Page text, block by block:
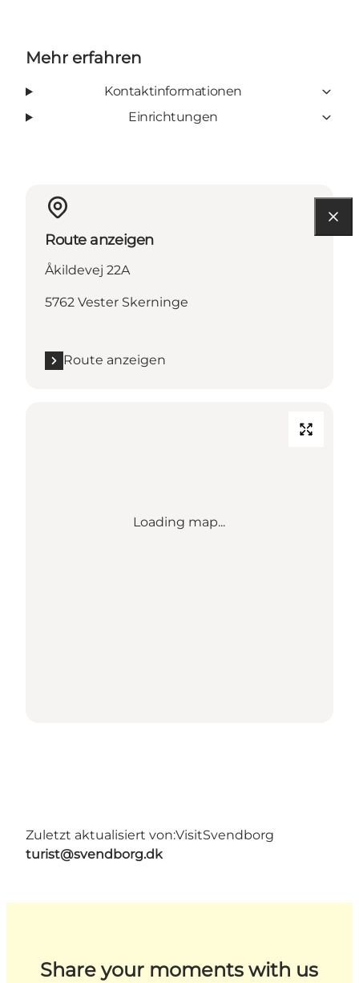
Mehr erfahren
Kontaktinformationen
Einrichtungen
Route anzeigen
Åkildevej 22A
5762 Vester Skerninge
Route anzeigen
Loading map...
Zuletzt aktualisiert von:VisitSvendborg
turist@svendborg.dk
Share your moments with us